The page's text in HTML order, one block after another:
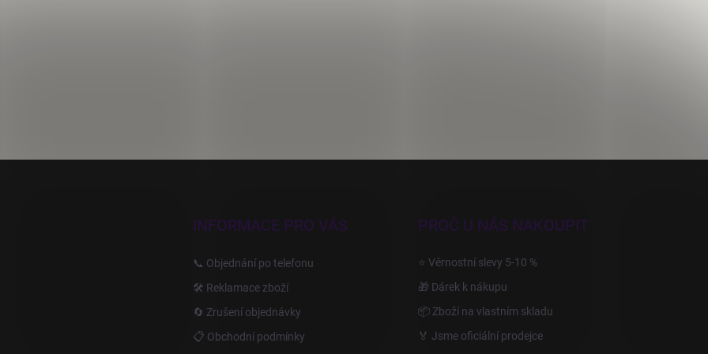
INFORMACE PRO VÁS
📞 Objednání po telefonu
🛠️ Reklamace zboží
🔄 Zrušení objednávky
📋 Obchodní podmínky
PROČ U NÁS NAKOUPIT
⭐ Věrnostní slevy 5-10 %
🎁 Dárek k nákupu
📦 Zboží na vlastním skladu
🏅 Jsme oficiální prodejce